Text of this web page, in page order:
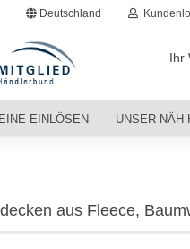
Deutschland
Ihr
EINLÖSEN UNSER
aus Fleece,